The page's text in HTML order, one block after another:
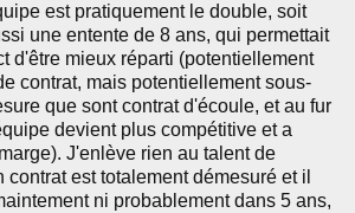
est pratiquement le double, soit
une entente de 8 ans, qui permettait
d'être mieux réparti (potentiellement
contrat, mais potentiellement sous-
que sont contrat d'écoule, et au fur
devient plus compétitive et a
J'enlève rien au talent de
est totalement démesuré et il
ni probablement dans 5 ans,